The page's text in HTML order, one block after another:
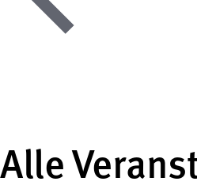
Alle